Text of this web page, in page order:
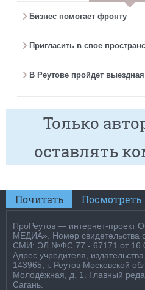
Бизнес помогает фронту
Пригласить в свое
В Реутове пройдет
Только
оставлять
Почитать Посмотреть
ПроРеутов — интернет-проект
МЕДИА». Номер свидетельства
СМИ: ЭЛ №ФС 77 - 67171 от
Адрес учредителя,
143965, г. Реутов Московской
Молодёжная, д. 1. Главный
Сагань.